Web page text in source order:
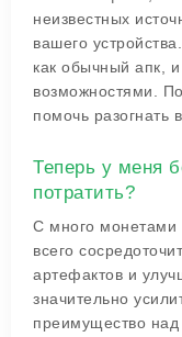
неизвестных
вашего
как обычный апк,
возможностями.
помочь разогнать
Теперь у меня
потратить?
С много монетами
всего
артефактов и
значительно
преимущество над